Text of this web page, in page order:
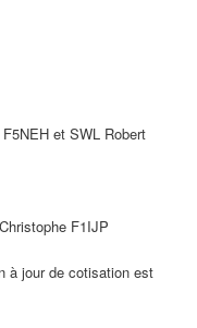
et SWL Robert
F1IJP
à jour de cotisation est